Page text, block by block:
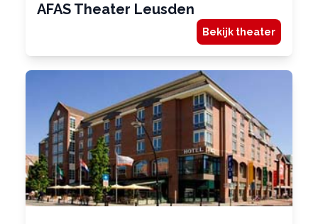
AFAS Theater Leusden
Bekijk theater